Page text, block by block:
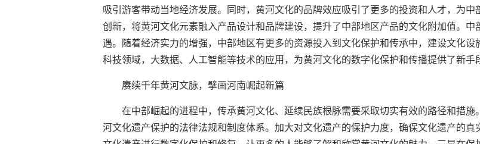
吸引游客带动当地经济发展。同时，黄河文化的品牌效应吸引了更多的投资和人才，为
创新，将黄河文化元素融入产品设计和品牌建设，提升了中部地区产品的文化附加值。
遇。随着经济实力的增强，中部地区有更多的资源投入到文化保护和传承中，建设文化
科技领域，大数据、人工智能等技术的应用，为黄河文化的数字化保护和传播提供了新手
赓续千年黄河文脉，擘画河南崛起新篇
在中部崛起的进程中，传承黄河文化、延续民族根脉需要采取切实有效的路径和措
河文化遗产保护的法律法规和制度体系。加大对文化遗产的保护力度，确保文化遗产的